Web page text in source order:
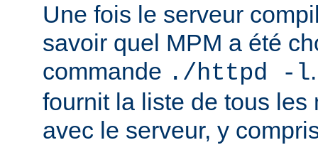
Une fois le serveur
savoir quel MPM a été
commande ./httpd -l
fournit la liste de tous les
avec le serveur, y